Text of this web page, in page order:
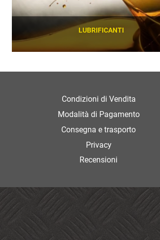
LUBRIFICANTI
Condizioni di Vendita
Modalità di Pagamento
Consegna e trasporto
Privacy
Recensioni